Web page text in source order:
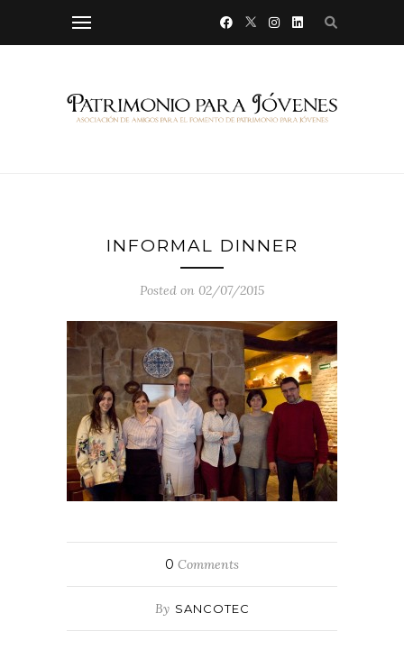
INFORMAL DINNER
Posted on 02/07/2015
0 Comments
By SANCOTEC